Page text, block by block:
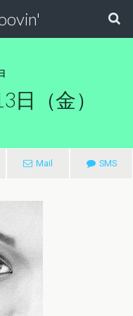
（金）
Mail SMS